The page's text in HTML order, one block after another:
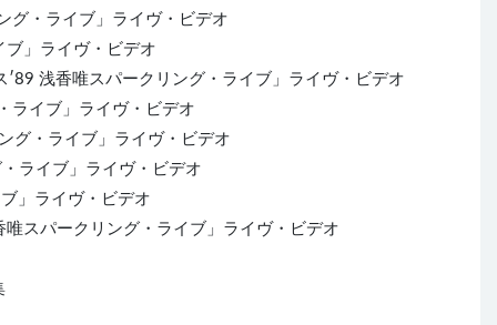
グ・ライブ」ライヴ・ビデオ
ブ」ライヴ・ビデオ
浅香唯スパークリング・ライブ」ライヴ・ビデオ
ライブ」ライヴ・ビデオ
グ・ライブ」ライヴ・ビデオ
ライブ」ライヴ・ビデオ
」ライヴ・ビデオ
スパークリング・ライブ」ライヴ・ビデオ